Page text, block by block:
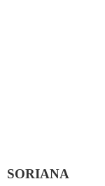
SORIANA